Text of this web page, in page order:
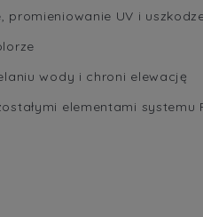
UV i
wody i chroni elewację
elementami systemu